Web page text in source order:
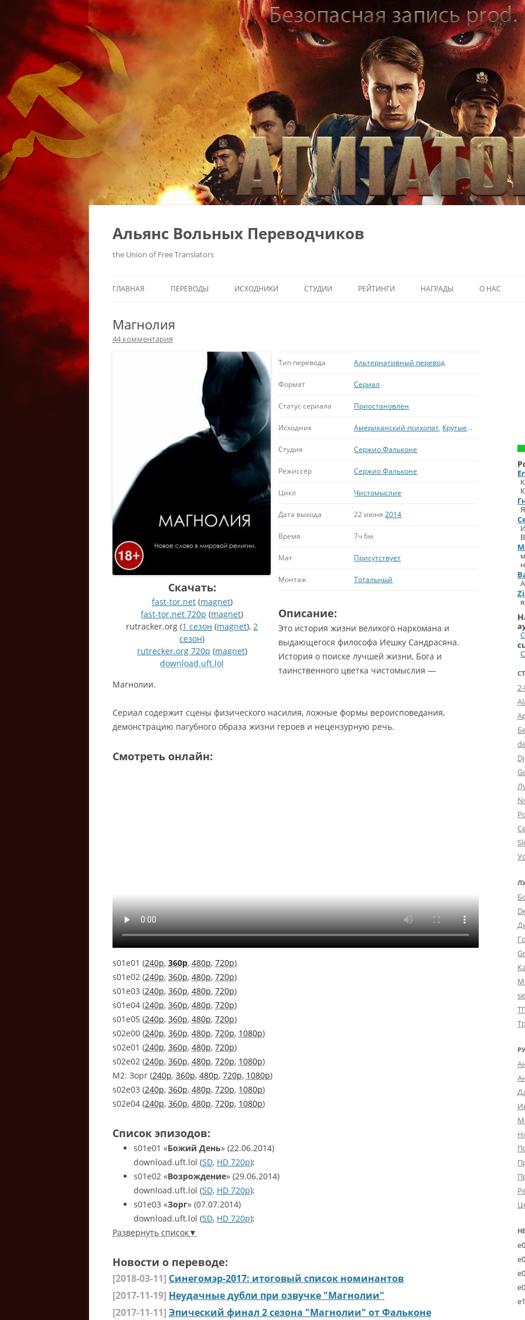
Альянс Вольных Переводчиков
the Union of Free Translators
ГЛАВНАЯ ПЕРЕВОДЫ ИСХОДНИКИ СТУДИИ РЕЙТИНГИ НАГРАДЫ О НАС
Магнолия
44 комментария
Скачать:
fast-tor.net(magnet)
fast-tor.net 720p (magnet)
rutracker.org (1 сезон (magnet),2
сезон)
rutrecker.org 720p (magnet)
download.uft.lol
Тип перевода Альтернативный перевод
Формат Сериал
Статус сериала Приостановлен
Исходник Американский психопат, Крутые времена
Студия Сержио Фальконе
Режиссёр Сержио Фальконе
Цикл Чистомыслие
Дата выхода 22 июня2014
Время 7ч 6м
Мат Присутствует
Монтаж Тотальный
Описание:
Это история жизни великого наркомана и
выдающегося философа Иешку Сандрасяна.
История о поиске лучшей жизни, Бога и
таинственного цветка чистомыслия —
Магнолии.
Сериал содержит сцены физического насилия, ложные формы вероисповедания,
демонстрацию пагубного образа жизни героев и нецензурную речь.
Смотреть онлайн:
s01e01 (240p, 360p, 480p, 720p)
s01e02 (240p, 360p, 480p, 720p)
s01e03 (240p, 360p, 480p, 720p)
s01e04 (240p, 360p, 480p, 720p)
s01e05 (240p, 360p, 480p, 720p)
s02e00 (240p, 360p, 480p, 720p, 1080p)
s02e01 (240p, 360p, 480p, 720p)
s02e02 (240p, 360p, 480p, 720p, 1080p)
М2: Зорг (240p, 360p, 480p, 720p, 1080p)
s02e03 (240p, 360p, 480p, 720p, 1080p)
s02e04 (240p, 360p, 480p, 720p, 1080p)
Список эпизодов:
s01e01 «Божий День» (22.06.2014)
download.uft.lol (SD, HD 720p);
s01e02 «Возрождение» (29.06.2014)
download.uft.lol (SD, HD 720p);
s01e03 «Зорг» (07.07.2014)
download.uft.lol (SD, HD 720p);
Развернуть список
Новости о переводе:
[2018-03-11] Синегомэр-2017: итоговый список номинантов
[2017-11-19] Неудачные дубли при озвучке "Магнолии"
[2017-11-11] Эпический финал 2 сезона "Магнолии" от Фальконе